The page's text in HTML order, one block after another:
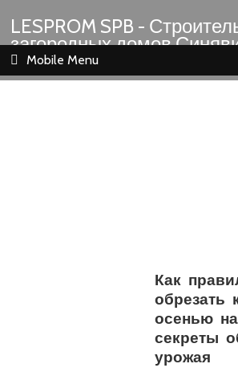
LESPROM SPB -
загородных домов
Шлиссельбург Кировск
Mobile Menu
Как
обрезать
осенью
секреты
урожая